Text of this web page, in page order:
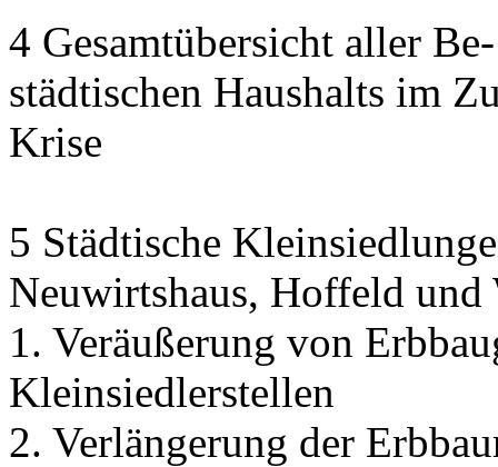
4 Gesamtübersicht aller
städtischen Haushalts im
Krise
5 Städtische
Neuwirtshaus, Hoffeld und
1. Veräußerung von
Kleinsiedlerstellen
2. Verlängerung der